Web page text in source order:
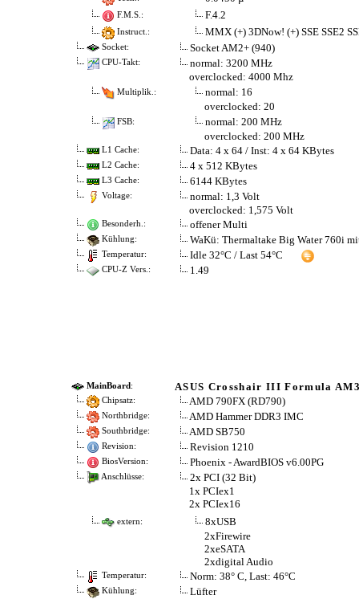
F.M.S.: F.4.2
Instruct.: MMX (+) 3DNow! (+) SSE SSE2
Socket: Socket AM2+ (940)
CPU-Takt:
normal: 3200 MHz
overclocked: 4000 Mhz
Multiplik.:
normal: 16
overclocked: 20
FSB:
normal: 200 MHz
overclocked: 200 MHz
L1 Cache: Data: 4 x 64 / Inst: 4 x 64 KBytes
L2 Cache: 4 x 512 KBytes
L3 Cache: 6144 KBytes
Voltage:
normal: 1,3 Volt
overclocked: 1,575 Volt
Besonderh.: offener Multi
Kühlung: WaKü: Thermaltake Big Water 760i
Temperatur: Idle 32°C / Last 54°C
CPU-Z Vers.: 1.49
MainBoard: ASUS Crosshair III Formula
Chipsatz: AMD 790FX (RD790)
Northbridge: AMD Hammer DDR3 IMC
Southbridge: AMD SB750
Revision: Revision 1210
BiosVersion: Phoenix - AwardBIOS v6.00PG
Anschlüsse:
2x PCI (32 Bit)
1x PCIex1
2x PCIex16
extern:
8xUSB
2xFirewire
2xeSATA
2xdigital Audio
Temperatur: Norm: 38° C, Last: 46°C
Kühlung: Lüfter